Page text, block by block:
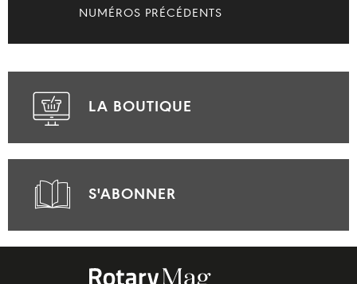
NUMÉROS PRÉCÉDENTS
LA BOUTIQUE
S'ABONNER